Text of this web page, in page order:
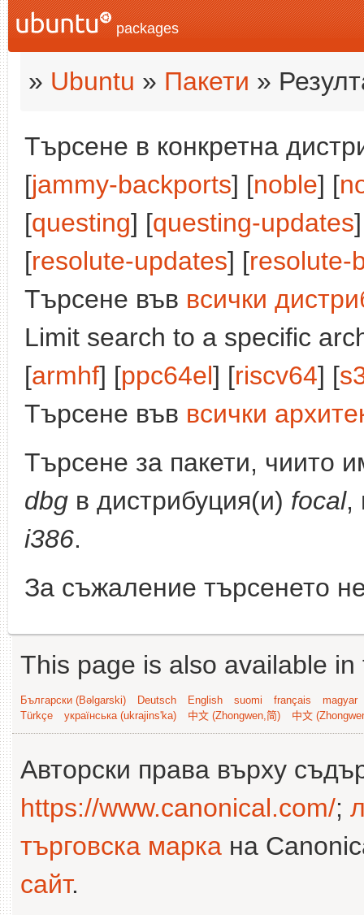
packages
» Ubuntu » Пакети »
Търсене в конкретна
[jammy-backports] [noble] [
[questing] [questing-updates
[resolute-updates] [resolute-
Търсене във всички
Limit search to a specific
[armhf] [ppc64el] [riscv64] [
Търсене във всички
Търсене за пакети, чиито
dbg в дистрибуция(и) focal,
i386.
За съжаление търсенето
This page is also available
Български (Bəlgarski) Deutsch English suomi français
magyar
Türkçe
українська (ukrajins'ka) 中文 (Zhongwen,简) 中文
Авторски права върху
https://www.canonical.com/;
търговска марка на
сайт.